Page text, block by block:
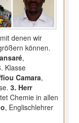
denen wir
können.
,
Klasse
Camara,
3. Herr
Chemie in allen
, Englischlehrer